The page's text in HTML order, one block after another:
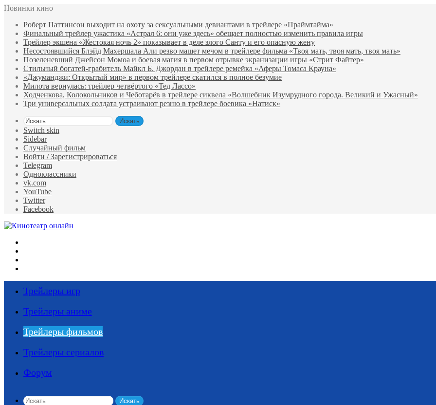
Новинки кино
Роберт Паттинсон выходит на охоту за сексуальными девиантами в трейлере «Праймтайма»
Финальный трейлер ужастика «Астрал 6: они уже здесь» обещает полностью изменить правила игры
Трейлер экшена «Жестокая ночь 2» показывает в деле злого Санту и его опасную жену
Несостоявшийся Блэйд Махершала Али резво машет мечом в трейлере фильма «Твоя мать, твоя мать, твоя мать»
Позеленевший Джейсон Момоа и боевая магия в первом отрывке экранизации игры «Стрит Файтер»
Стильный богатей-грабитель Майкл Б. Джордан в трейлере ремейка «Аферы Томаса Крауна»
«Джуманджи: Открытый мир» в первом трейлере скатился в полное безумие
Милота вернулась: трейлер четвёртого «Тед Лассо»
Ходченкова, Колокольников и Чеботарёв в трейлере сиквела «Волшебник Изумрудного города. Великий и Ужасный»
Три универсальных солдата устраивают резню в трейлере боевика «Натиск»
Искать
Switch skin
Sidebar
Случайный фильм
Войти / Зарегистрироваться
Telegram
Одноклассники
vk.com
YouTube
Twitter
Facebook
Трейлеры игр
Трейлеры аниме
Трейлеры фильмов
Трейлеры сериалов
Форум
Искать